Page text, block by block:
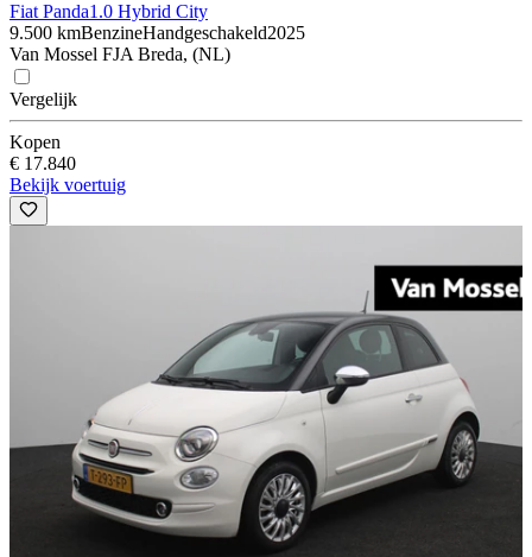
Fiat Panda1.0 Hybrid City
9.500 kmBenzineHandgeschakeld2025
Van Mossel FJA Breda, (NL)
Vergelijk
Kopen
€ 17.840
Bekijk voertuig